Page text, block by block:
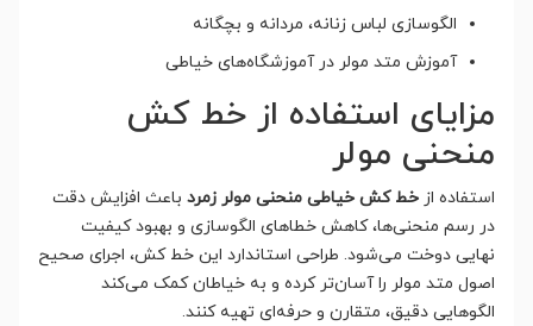
الگوسازی لباس زنانه، مردانه و بچگانه
آموزش متد مولر در آموزشگاه‌های خیاطی
مزایای استفاده از خط کش
منحنی مولر
استفاده از خط کش خیاطی منحنی مولر زمرد باعث افزایش دقت
در رسم منحنی‌ها، کاهش خطاهای الگوسازی و بهبود کیفیت
نهایی دوخت می‌شود. طراحی استاندارد این خط کش، اجرای صحیح
اصول متد مولر را آسان‌تر کرده و به خیاطان کمک می‌کند
الگوهایی دقیق، متقارن و حرفه‌ای تهیه کنند.